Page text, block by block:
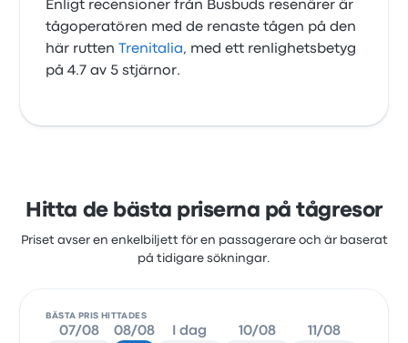
Enligt recensioner från Busbuds resenärer är
tågoperatören med de renaste tågen på den
här rutten
Trenitalia, med ett renlighetsbetyg
på 4.7 av 5 stjärnor.
Hitta de bästa priserna på tågresor
Priset avser en enkelbiljett för en passagerare och är baserat
på tidigare sökningar.
BÄSTA PRIS HITTADES
07/08 08/08 I dag 10/08 11/08